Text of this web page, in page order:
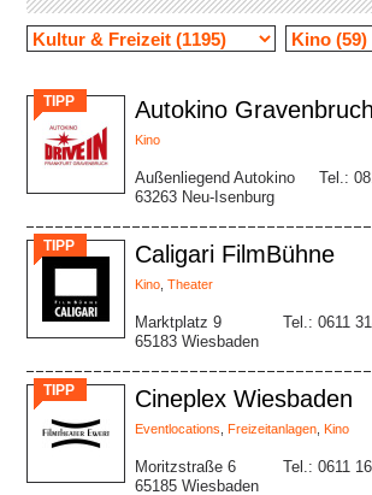
TIPP Autokino Gravenbruch
Kino
Außenliegend Autokino
63263 Neu-Isenburg
Tel.:
TIPP Caligari FilmBühne
Kino Theater
Marktplatz 9
65183 Wiesbaden
Tel.: 0611
TIPP Cineplex Wiesbaden
Eventlocations Freizeitanlagen Kino
Moritzstraße 6
65185 Wiesbaden
Tel.: 0611